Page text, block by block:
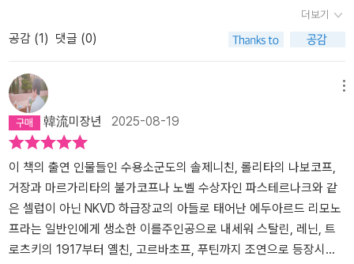
둘러보며 담소를 나누는 장면이 나온다. 카라지치가 잠시 전화를 받
으러 간 사이, 리모노프는 병사의 권유에 기관총을 붙잡고 포위된 사
라예보를 향해 탄창을 비운다. 소설 『리모노프』를 집필하던 카레르가
이 다큐멘터리를 본 뒤 1년 간 집필을 중단했을 정도로 충격적인 장면
이었다. 러시아에서 함께 이민 온 아름다운 아내 엘레나로부터 버림
받은 뒤 뉴욕에서 부랑자로 살던 시절은 또 어떤가. 극빈자 구호 기관
으로부터 월 278달러를 받아 근근이 연명하면서도 일을 할 생각은
하지 않았다. 공원 놀이터에서 흑인 청년과 관계를 맺고, 센트럴 파크
에 드러누워 부유한 자들을 원망하며 공책에 글을 끼적이던 시절이었
다. 리모노프가 마냥 선량하고 호감 가는 인물이 아닌 것은 확실하다.
그러나 카레르는 <판단을 유보하고 싶다>고 말한다. 리모노프는 호
주머니에서 시작 노트를 꺼내 읽어 내려가는 것만으로도 주위를 쥐
죽은 듯 조용하게 만드는 시인이었다. 자기 여자에게는 맹목적인 애
고 생각하는데 집안의 가계부 같은 것도 오래된 것을 자세히 들여다
보면 시대의 물가를 알 수 있고 가정경제의 흐름을 파악할 수 있듯이
개인이 살아온 발자취, 삶 그 자체는 시대와 함께 하는 것이라서 먼 훗
날 뒤돌아 보면 개인의 사소한 기록도 (가령 일기 같은 것이라 할지라
도) 역사를 알아볼 수 있는 중요한 사료(史料)가 되기도 한다. '이 책
을 읽고 나서 시간을 들여 읽을만한 가치가 있는 인물인가?라는 생각
을 했다'라는 서평을 이 책을 읽기 전에 읽었는데 다 읽고 나서 그 생
각에 부분적으로 동의하긴 했지만, 누구의 삶이든 어떤 사람에게든
배울 것이 있다는 생각을 평소 갖고 있는지라 개인적으로는 이 책을
읽는 시간은 의미 있는 시간이었다. 내가 생각하기에 형편없는 사람
이라고 생각되는 인물이 주변에 있다면 그 인물의 삶을 들여다보면서
그의 시행착오 속에서 그와는 다르게 삶을 사는 법을 배울 것이고, 또
더보기
공감 (1 ) 댓글 (0)
韓流미장년 2025-08-19
이 책의 출연 인물들인 수용소군도의 솔제니친, 롤리타의 나보코프,
거장과 마르가리타의 불가코프나 노벨 수상자인 파스테르나크와 같
은 셀럽이 아닌 NKVD 하급장교의 아들로 태어난 에두아르드 리모노
프라는 일반인에게 생소한 이를주인공으로 내세워 스탈린, 레닌, 트
로츠키의 1917부터 옐친, 고르바초프, 푸틴까지 조연으로 등장시키